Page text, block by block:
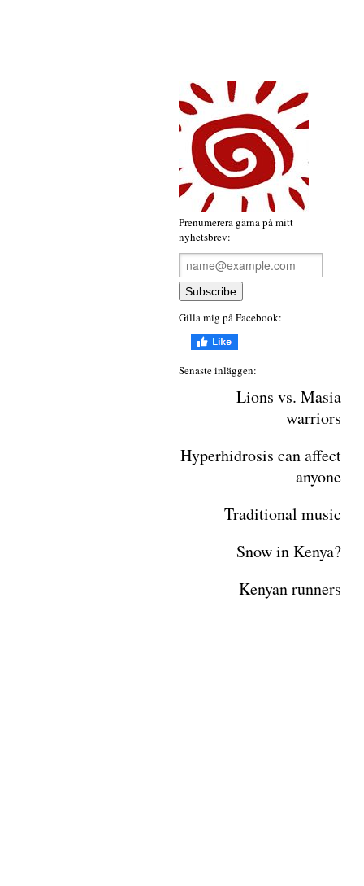
Prenumerera gärna på mitt
nyhetsbrev:
Gilla mig på Facebook:
Senaste inläggen:
Lions vs. Masia
warriors
Hyperhidrosis can affect
anyone
Traditional music
Snow in Kenya?
Kenyan runners